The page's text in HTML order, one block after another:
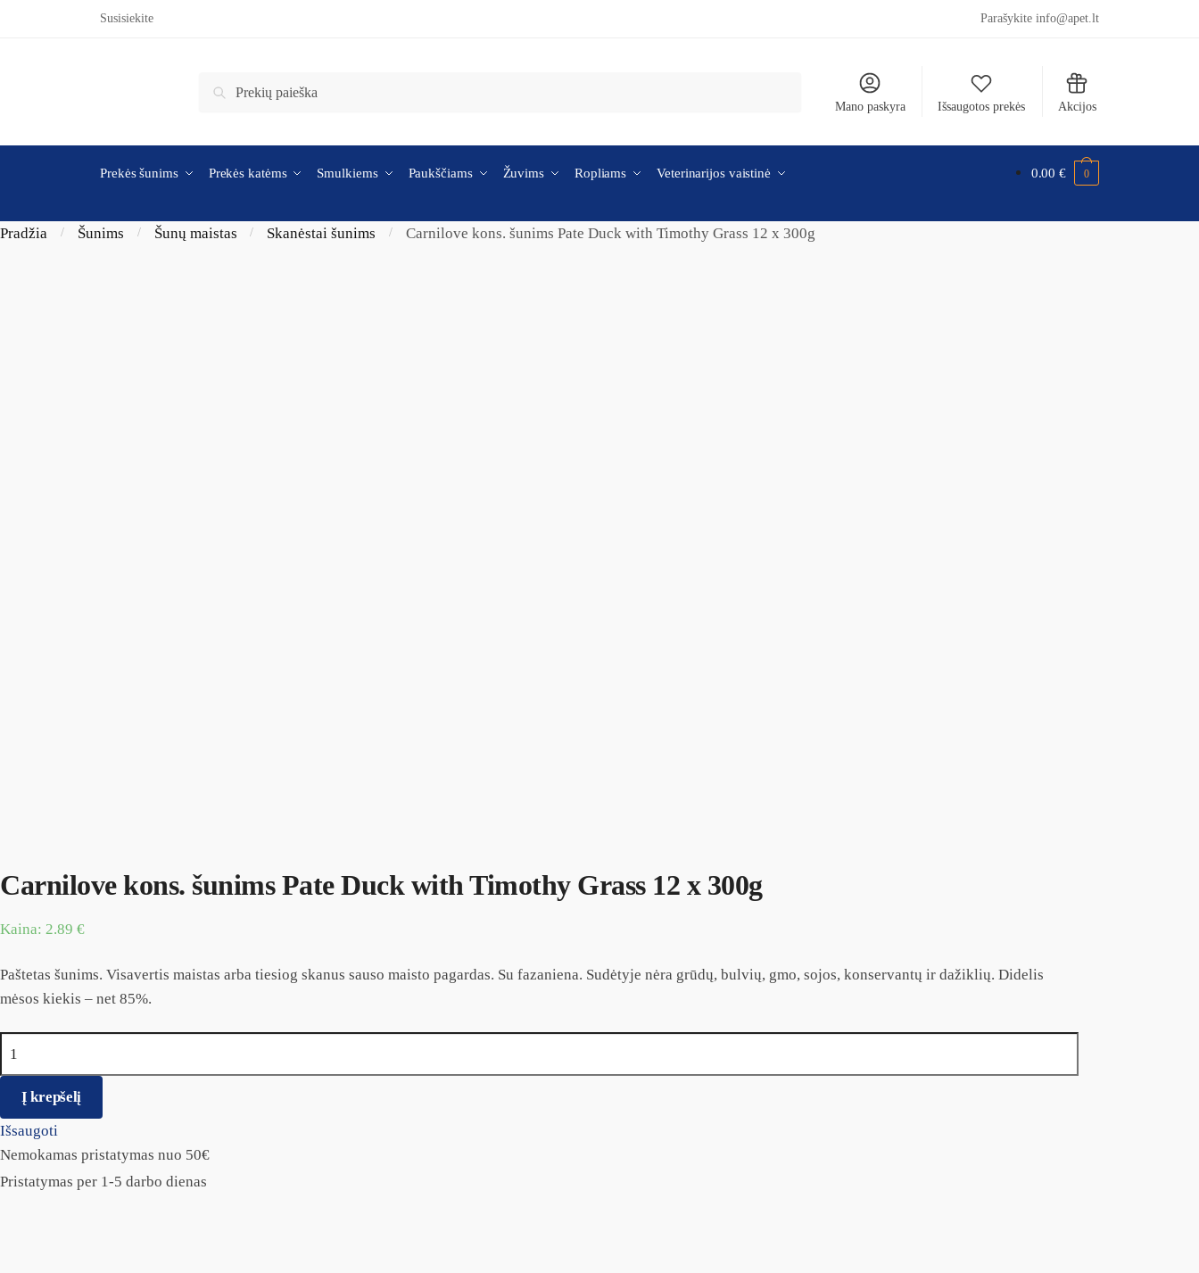
Skip to navigationSusisiekite Parašykite info@apet.lt
Ieškoti:
Ieškoti
Mano paskyra Išsaugotos prekės Akcijos
Prekės šunims Prekės katėms Smulkiems Paukščiams Žuvims Ropliams Veterinarijos vaistinė 0.00€ 0
Pradžia / Šunims / Šunų maistas / Skanėstai šunims / Carnilove kons. šunims Pate Duck with Timothy Grass 12 x 300g
Carnilove kons. šunims Pate Duck with Timothy Grass 12 x 300g
Kaina: 2.89 €
Paštetas šunims. Visavertis maistas arba tiesiog skanus sauso maisto pagardas. Su fazaniena. Sudėtyje nėra grūdų, bulvių, gmo, sojos, konservantų ir dažiklių. Didelis
mėsos kiekis – net 85%.
Į krepšelį
Išsaugoti
Nemokamas pristatymas nuo 50€
Pristatymas per 1-5 darbo dienas